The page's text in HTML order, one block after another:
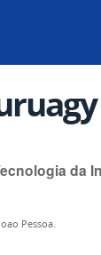
da
Pessoa.